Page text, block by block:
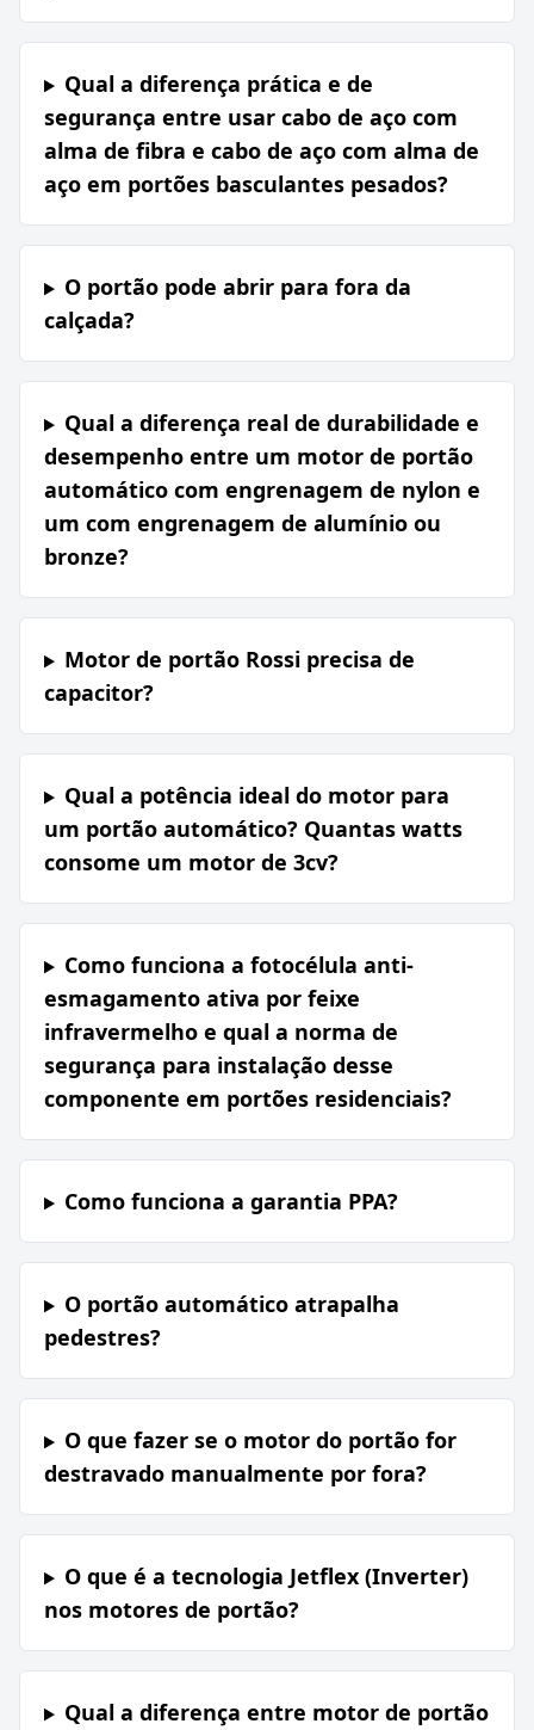
Qual a diferença prática e de
segurança entre usar cabo de aço com
alma de fibra e cabo de aço com alma de
aço em portões basculantes pesados?
O portão pode abrir para fora da
calçada?
Qual a diferença real de durabilidade e
desempenho entre um motor de portão
automático com engrenagem de nylon e
um com engrenagem de alumínio ou
bronze?
Motor de portão Rossi precisa de
capacitor?
Qual a potência ideal do motor para
um portão automático? Quantas watts
consome um motor de 3cv?
Como funciona a fotocélula anti-
esmagamento ativa por feixe
infravermelho e qual a norma de
segurança para instalação desse
componente em portões residenciais?
Como funciona a garantia PPA?
O portão automático atrapalha
pedestres?
O que fazer se o motor do portão for
destravado manualmente por fora?
O que é a tecnologia Jetflex (Inverter)
nos motores de portão?
Qual a diferença entre motor de portão